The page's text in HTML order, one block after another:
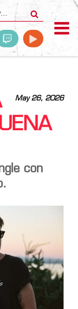
May 26, 2026
con